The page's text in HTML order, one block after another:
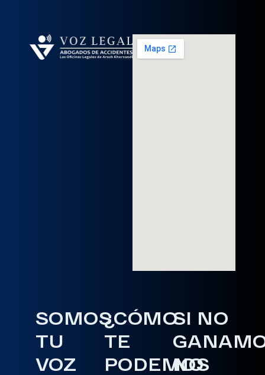
SOMOS
TU
VOZ
¿CÓMO
TE
PODEMOS
SI NO
NO